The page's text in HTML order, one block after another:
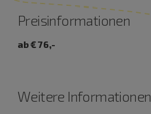
Preisinformationen
ab € 76,-
Weitere Informationen